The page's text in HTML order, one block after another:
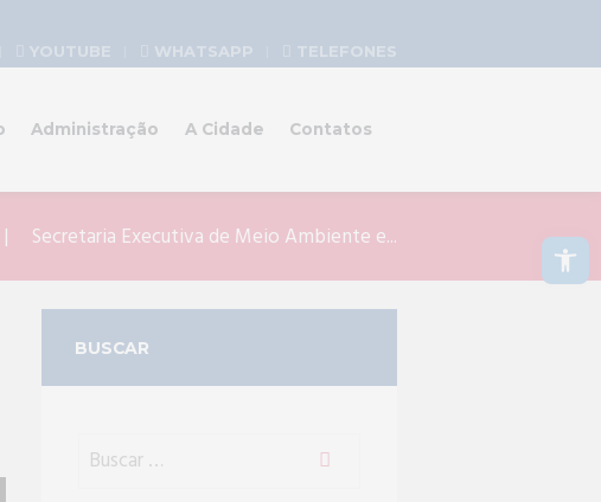
YOUTUBE WHATSAPP TELEFONES
Administração A Cidade Contatos
Secretaria Executiva de Meio Ambiente e...
BUSCAR
Abrir a barra de ferramentas